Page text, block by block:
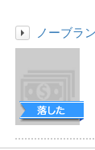
ノーブラ